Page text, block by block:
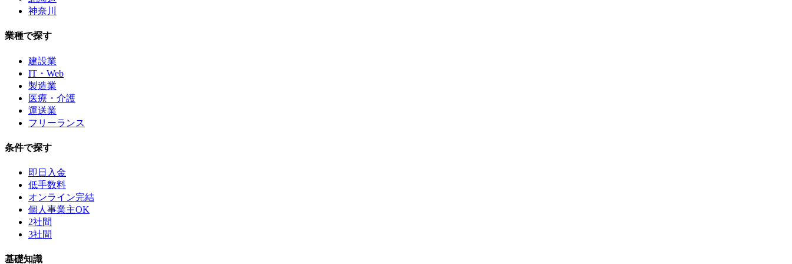
神奈川
業種で探す
建設業
IT・Web
製造業
医療・介護
運送業
フリーランス
条件で探す
即日入金
低手数料
オンライン完結
個人事業主OK
2社間
3社間
基礎知識